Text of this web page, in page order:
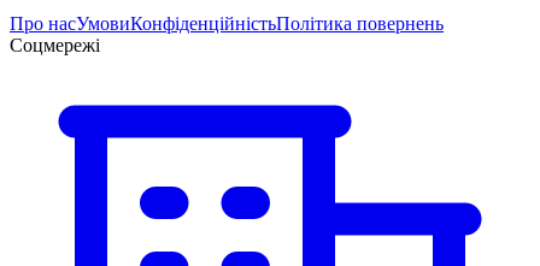
Про насУмовиКонфіденційністьПолітика повернень
Соцмережі